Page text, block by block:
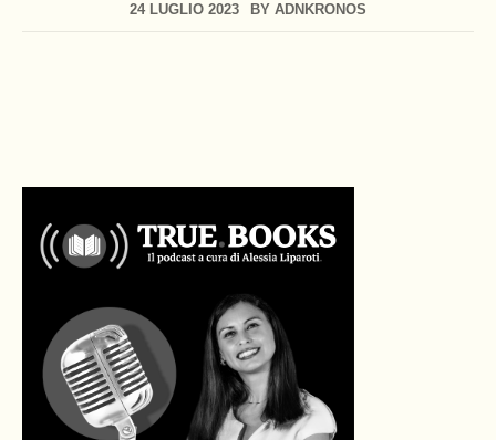
24 LUGLIO 2023 BY ADNKRONOS